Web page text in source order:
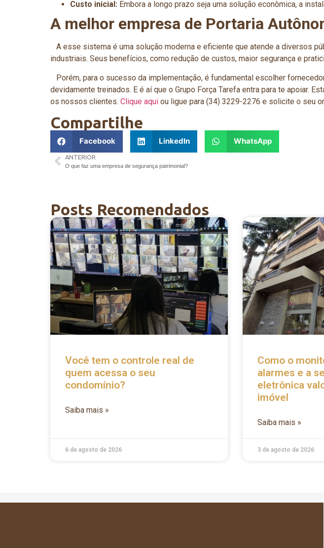
Custo inicial: Embora a longo prazo seja uma solução econômica, a
A melhor empresa de Portaria
A esse sistema é uma solução moderna e eficiente que atende a diversos
industriais. Seus benefícios, como redução de custos, maior segurança e
Porém, para o sucesso da implementação, é fundamental escolher
devidamente treinados. E é aí que o Grupo Força Tarefa entra para te apoiar.
os nossos clientes. Clique aqui ou ligue para (34) 3229-2276 e solicite o seu
Compartilhe
Facebook LinkedIn WhatsApp
ANTERIOR
O que faz uma empresa de segurança patrimonial?
Posts Recomendados
Você tem o controle real de
quem acessa o seu
condomínio?
Saiba mais »
6 de agosto de 2026
Como o
alarmes e a
eletrônica
imóvel
Saiba mais »
3 de agosto de 2026